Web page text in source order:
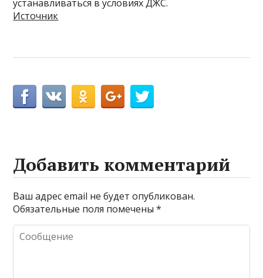
устанавливаться в условиях ДЖС.
Источник
Добавить комментарий
Ваш адрес email не будет опубликован.
Обязательные поля помечены*